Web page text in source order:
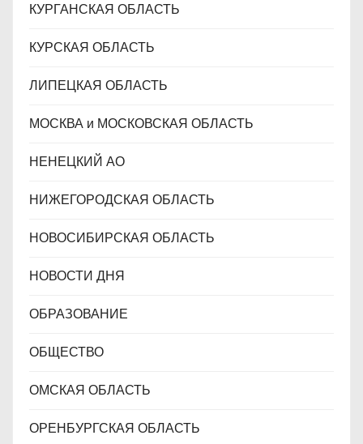
КУРГАНСКАЯ ОБЛАСТЬ
КУРСКАЯ ОБЛАСТЬ
ЛИПЕЦКАЯ ОБЛАСТЬ
МОСКВА и МОСКОВСКАЯ ОБЛАСТЬ
НЕНЕЦКИЙ АО
НИЖЕГОРОДСКАЯ ОБЛАСТЬ
НОВОСИБИРСКАЯ ОБЛАСТЬ
НОВОСТИ ДНЯ
ОБРАЗОВАНИЕ
ОБЩЕСТВО
ОМСКАЯ ОБЛАСТЬ
ОРЕНБУРГСКАЯ ОБЛАСТЬ